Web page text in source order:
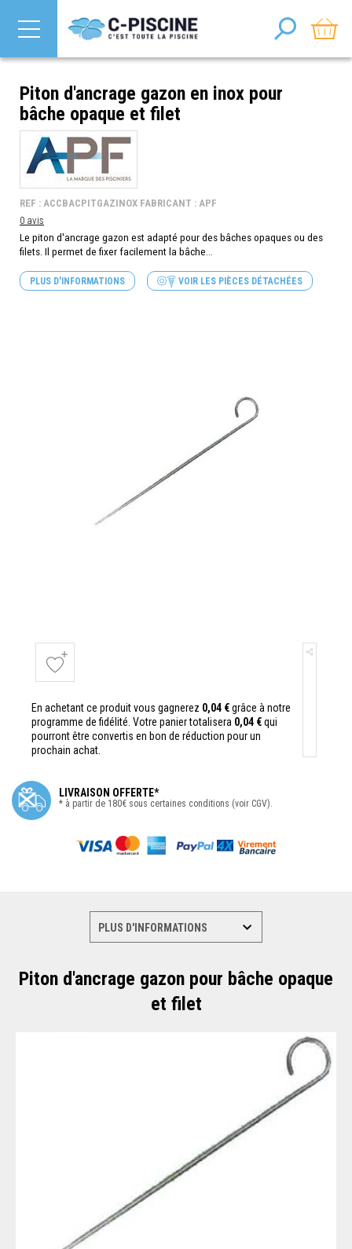
Piton d'ancrage gazon en inox pour
bâche opaque et filet
0 avis
REF : ACCBACPITGAZINOX FABRICANT : APF
Le piton d'ancrage gazon est adapté pour des bâches opaques ou des
filets. Il permet de fixer facilement la bâche...
PLUS D'INFORMATIONS VOIR LES PIÈCES DÉTACHÉES
En achetant ce produit vous gagnerez 0,04 €grâce à notre
programme de fidélité. Votre panier totalisera 0,04 €qui
pourront être convertis en bon de réduction pour un
prochain achat.
LIVRAISON OFFERTE*
* à partir de 180€ sous certaines conditions (voir CGV).
Piton d'ancrage gazon pour bâche opaque
et filet